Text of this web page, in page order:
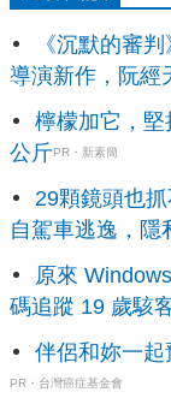
《沉默的審
導演新作，阮經
檸檬加它，
公斤PR・新素簡
29顆鏡頭也
自駕車逃逸，隱
原來
碼追蹤 19 歲駭
伴侶和妳一起
PR・台灣癌症基金會